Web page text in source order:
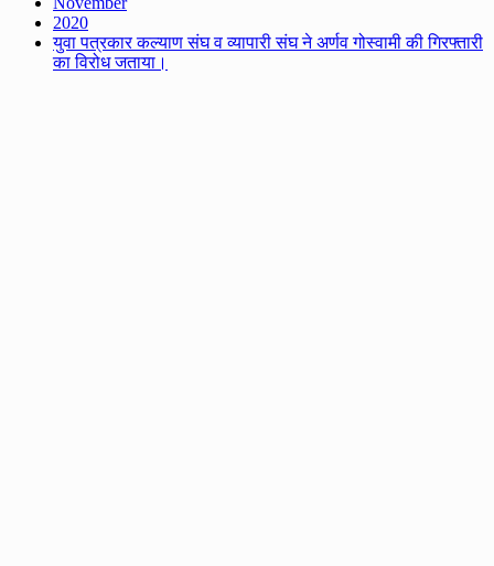
2020
युवा पत्रकार कल्याण संघ व व्यापारी संघ ने अर्णव गोस्वामी की गिरफ्तारी
का विरोध जताया।